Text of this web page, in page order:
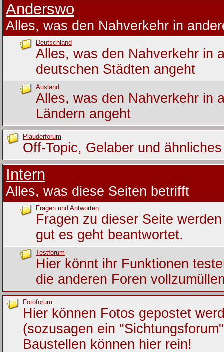
Anderswo
Alles, was den Nahverkehr in
Deutschland
Alles, was den Nahverkehr in
deutschen Städten angeht
Ausland
Alles, was den Nahverkehr in
Ländern angeht
Plauderforum
Off-Topic, Gelaber und ähnliches
Intern
Alles, was diese Seiten betrifft
Fragen und Antworten
Fragen zu dieser Seite
gut es geht beantwortet.
Testforum
Hier könnt ihr Funktionen
die anderen Foren
Fotoforum
Hier können Fotos gepostet
(sozusagen ein
Baustellen können hier rein!